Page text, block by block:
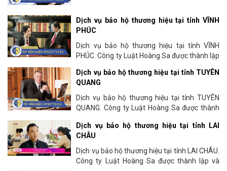
Dịch vụ bảo hộ thương hiệu tại tỉnh VĨNH
PHÚC
Dịch vụ bảo hộ thương hiệu tại tỉnh VĨNH
PHÚC. Công ty Luật Hoàng Sa được thành lập
thủ đô Hà Nội. Chúng...
Dịch vụ bảo hộ thương hiệu tại tỉnh TUYÊN
QUANG
Dịch vụ bảo hộ thương hiệu tại tỉnh TUYÊN
QUANG. Công ty Luật Hoàng Sa được thành
tại thủ đô Hà Nội. Chúng...
Dịch vụ bảo hộ thương hiệu tại tỉnh LAI
CHÂU
Dịch vụ bảo hộ thương hiệu tại tỉnh LAI CHÂU.
Công ty Luật Hoàng Sa được thành lập và